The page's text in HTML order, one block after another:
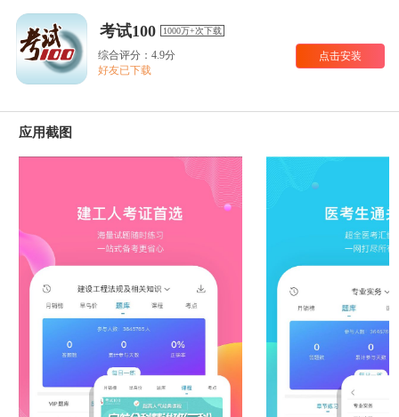
考试100 1000万+次下载
综合评分：4.9分
好友已下载
点击安装
应用截图